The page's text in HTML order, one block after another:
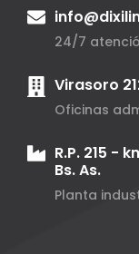
24/7
Virasoro
Oficinas
R.P. 215 -
Bs. As.
Planta